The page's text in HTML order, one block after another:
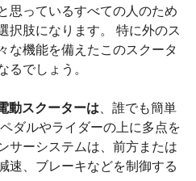
思っているすべての人のため
択肢になります。 特に外のス
な機能を備えたこのスクータ
るでしょう。
動スクーターは 、誰でも簡単
ダルやライダーの上に多点を
サーシステムは、前方または
速、ブレーキなどを制御する